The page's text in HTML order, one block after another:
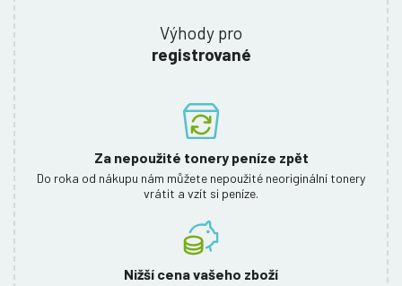
Výhody pro
registrované
Za nepoužité tonery peníze zpět
Do roka od nákupu nám můžete nepoužité neoriginální tonery
vrátit a vzít si peníze.
Nižší cena vašeho zboží